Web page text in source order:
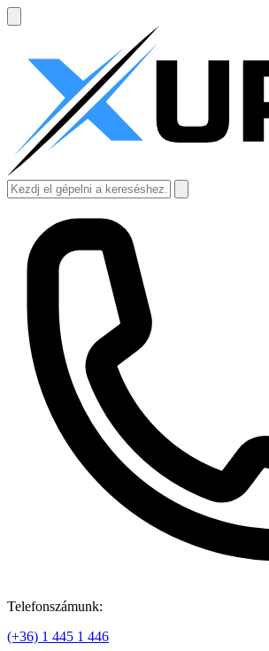
Telefonszámunk:
(+36) 1 445 1 446